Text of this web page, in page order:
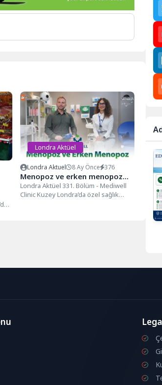
Londra Aktüel
Londra Aktuel 8 Ay Önce 376
Menopoz ve erken menopoz…
Londra Aktüel 331. Bölüm - Mediwell
Clinic Kuzey Londra’da özel sağlık